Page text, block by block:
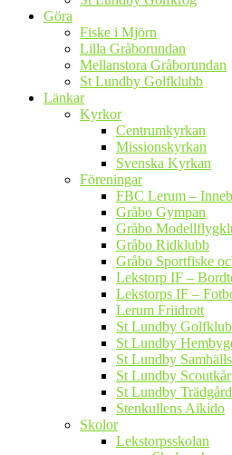
Göra
Fiske i Mjörn
Lilla Gråborundan
Mellanstora Gråborundan
St Lundby Golfklubb
Länkar
Kyrkor
Centrumkyrkan
Missionskyrkan
Svenska Kyrkan
Föreningar
FBC Lerum –
Gråbo Gympan
Gråbo
Gråbo Ridklubb
Gråbo Sportfiske
Lekstorp IF –
Lekstorps IF –
Lerum Friidrott
St Lundby
St Lundby
St Lundby
St Lundby Scoutkår
St Lundby
Stenkullens Aikido
Skolor
Lekstorpsskolan